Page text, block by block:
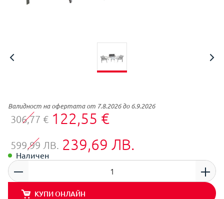
Валидност на офертата от 7.8.2026 до 6.9.2026
306,77 € 122,55 €
599,99 ЛВ. 239,69 ЛВ.
Наличен
КУПИ ОНЛАЙН